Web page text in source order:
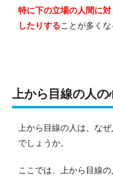
特に下の立場の人間に
したりすることが多くな
上から目線の人の
上から目線の人は、な
でしょうか。
ここでは、上から目線